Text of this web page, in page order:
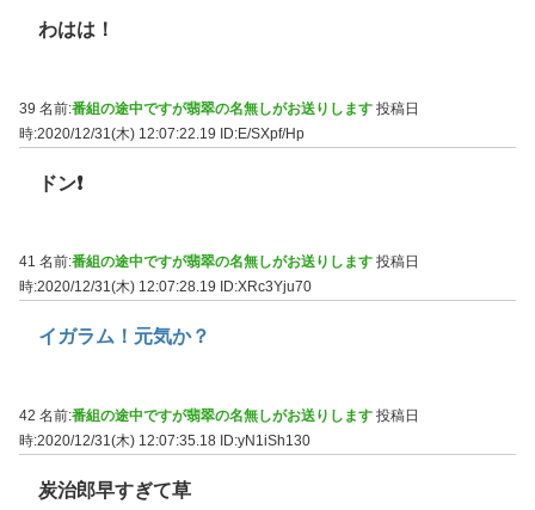
わはは！
39 名前:番組の途中ですが翡翠の名無しがお送りします 投稿日
時:2020/12/31(木) 12:07:22.19 ID:E/SXpf/Hp
ドン❗
41 名前:番組の途中ですが翡翠の名無しがお送りします 投稿日
時:2020/12/31(木) 12:07:28.19
ID:XRc3Yju70
イガラム！元気か？
42 名前:番組の途中ですが翡翠の名無しがお送りします 投稿日
時:2020/12/31(木) 12:07:35.18 ID:yN1iSh130
炭治郎早すぎて草